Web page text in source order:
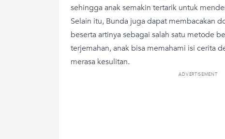
sehingga anak semakin tertarik untuk
Selain itu, Bunda juga dapat membacakan
beserta artinya sebagai salah satu metode
terjemahan, anak bisa memahami isi cerita
merasa kesulitan.
ADVERTISEMENT